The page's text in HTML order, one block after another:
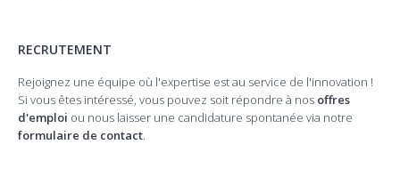
RECRUTEMENT
Rejoignez une équipe où l'expertise est au service de l'innovation !
Si vous êtes intéressé, vous pouvez soit répondre à nos offres
d'emploi ou nous laisser une candidature spontanée via notre
formulaire de contact.